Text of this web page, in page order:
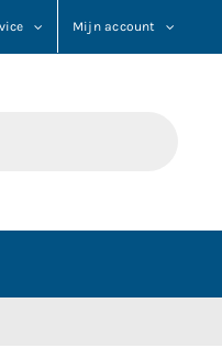
Mijn account